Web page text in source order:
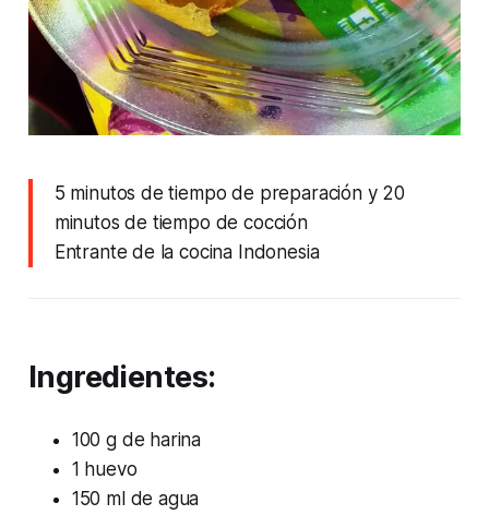
5 minutos de tiempo de preparación y 20
minutos de tiempo de cocción
Entrante de la cocina Indonesia
Ingredientes:
100 g de harina
1 huevo
150 ml de agua